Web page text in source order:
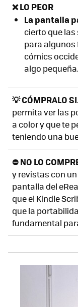
❌ LO PEOR
La pantalla
cierto que
para
cómics
algo pequeña.
💡 CÓMPRALO
permita ver las
a color y que te
teniendo una
⛔ NO LO
y revistas con
pantalla del
que el Kindle
que la
fundamental